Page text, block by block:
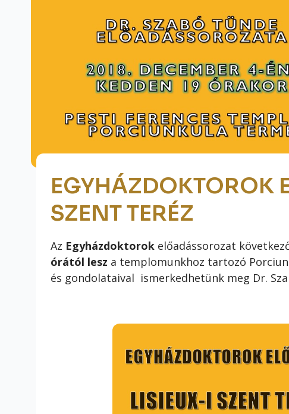
EGYHÁZDOKTOROK
SZENT TERÉZ
Az Egyházdoktorok előadássorozat
órától lesz a templomunkhoz tartozó
és gondolataival ismerkedhetünk meg Dr.